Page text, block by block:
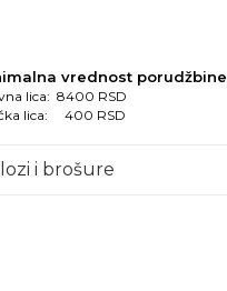
vrednost porudžbine
lica: 8400 RSD
lica: 400 RSD
i brošure